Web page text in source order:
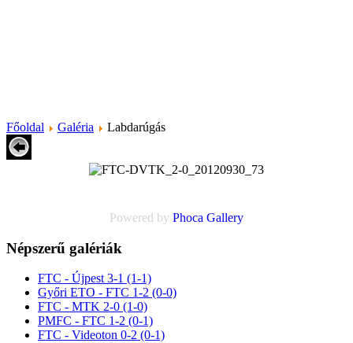
Főoldal Galéria Labdarúgás
Powered by Phoca Gallery
Népszerű galériák
FTC - Újpest 3-1 (1-1)
Győri ETO - FTC 1-2 (0-0)
FTC - MTK 2-0 (1-0)
PMFC - FTC 1-2 (0-1)
FTC - Videoton 0-2 (0-1)